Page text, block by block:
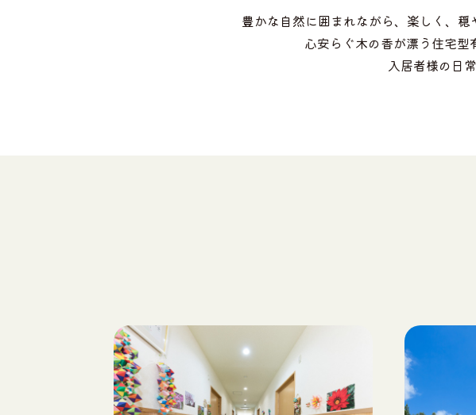
豊かな自然に囲まれながら、楽しく、
心安らぐ木の香が漂う住宅
入居者様の日